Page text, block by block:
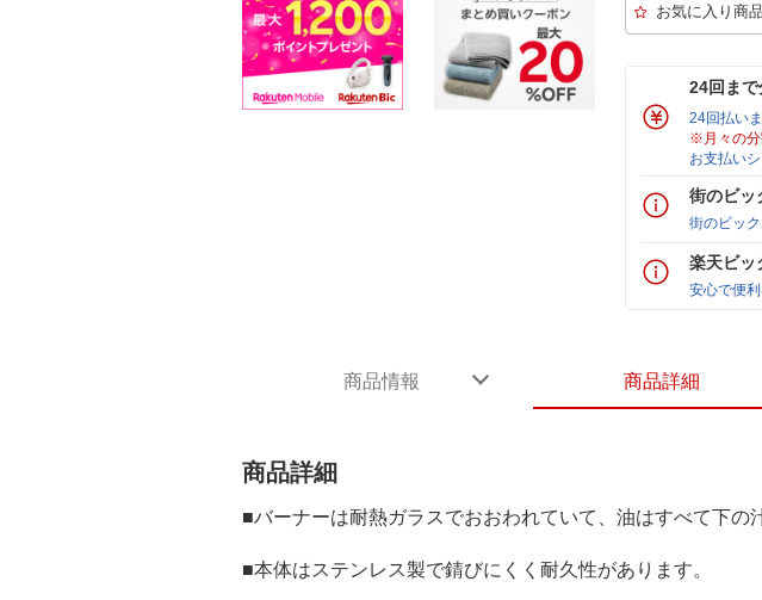
24回ま
24回払い
※月々の分
お支払い
街のビッ
街のビッ
楽天ビッ
安心で便
商品情報 商品詳細
商品詳細
■バーナーは耐熱ガラスでおおわれていて、油はすべて下の
■本体はステンレス製で錆びにくく耐久性があります。